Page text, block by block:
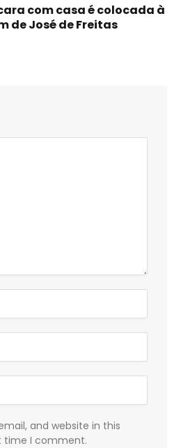
com casa é colocada à
de José de Freitas
and website in this
time I comment.